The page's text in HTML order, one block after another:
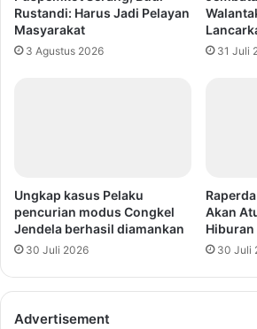
Rustandi: Harus Jadi Pelayan
Masyarakat
3 Agustus 2026 31 Juli
Ungkap kasus Pelaku
pencurian modus Congkel
Jendela berhasil diamankan
30 Juli 2026
Akan
Hiburan
30 Juli
Advertisement